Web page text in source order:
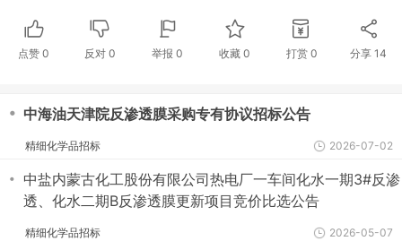
点赞 0 反对0 举报 0 收藏 0 打赏 0 分享14
・ 中海油天津院反渗透膜采购专有协议招标公告
精细化学品招标 2026-07-02
・ 中盐内蒙古化工股份有限公司热电厂一车间化水一期3#反渗
透、化水二期B反渗透膜更新项目竞价比选公告
精细化学品招标 2026-05-07